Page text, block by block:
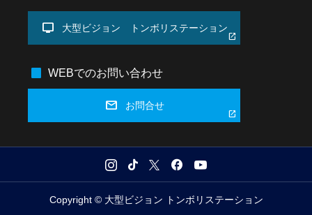
tv 大型ビジョン トンボリステーション
open_in_new
square WEBでのお問い合わせ
mail お問合せ
open_in_new
Copyright © 大型ビジョン トンボリステーション